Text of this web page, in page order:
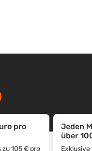
pro
zu 105 € pro
Jeden
über